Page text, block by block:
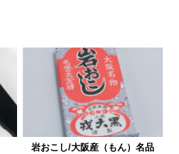
岩おこし/大阪産（もん）名品